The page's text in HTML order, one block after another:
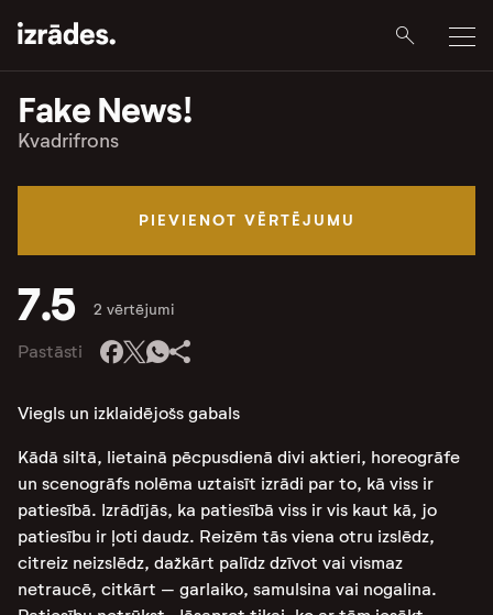
Fake News!
Kvadrifrons
PIEVIENOT VĒRTĒJUMU
7.5 2 vērtējumi
Pastāsti
Viegls un izklaidējošs gabals
Kādā siltā, lietainā pēcpusdienā divi aktieri, horeogrāfe
un scenogrāfs nolēma uztaisīt izrādi par to, kā viss ir
patiesībā. Izrādījās, ka patiesībā viss ir vis kaut kā, jo
patiesību ir ļoti daudz. Reizēm tās viena otru izslēdz,
citreiz neizslēdz, dažkārt palīdz dzīvot vai vismaz
netraucē, citkārt – garlaiko, samulsina vai nogalina.